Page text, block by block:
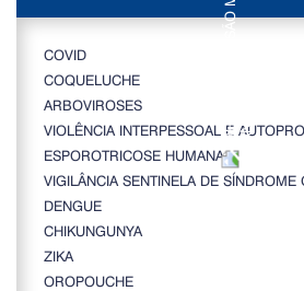
COVID
COQUELUCHE
ARBOVIROSES
VIOLÊNCIA INTERPESSOAL E
ESPOROTRICOSE HUMANA
VIGILÂNCIA SENTINELA DE SÍNDROME
DENGUE
CHIKUNGUNYA
ZIKA
OROPOUCHE